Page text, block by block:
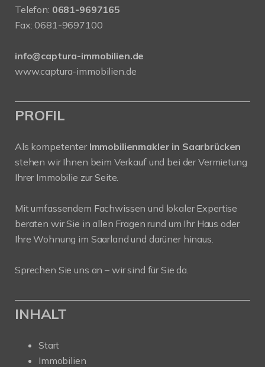
Telefon: 0681-9697165
Fax: 0681-9697100
info@captura-immobilien.de
www.captura-immobilien.de
PROFIL
Als kompetenter Immobilienmakler in Saarbrücken
stehen wir Ihnen beim Verkauf und bei der Vermietung
Ihrer Immobilie zur Seite.
Mit umfassendem Fachwissen und lokaler Expertise
beraten wir Sie in allen Fragen rund um Ihr Haus oder
Ihre Wohnung im Saarland und darüner hinaus.
Sprechen Sie uns an – wir sind für Sie da.
INHALT
Start
Immobilien